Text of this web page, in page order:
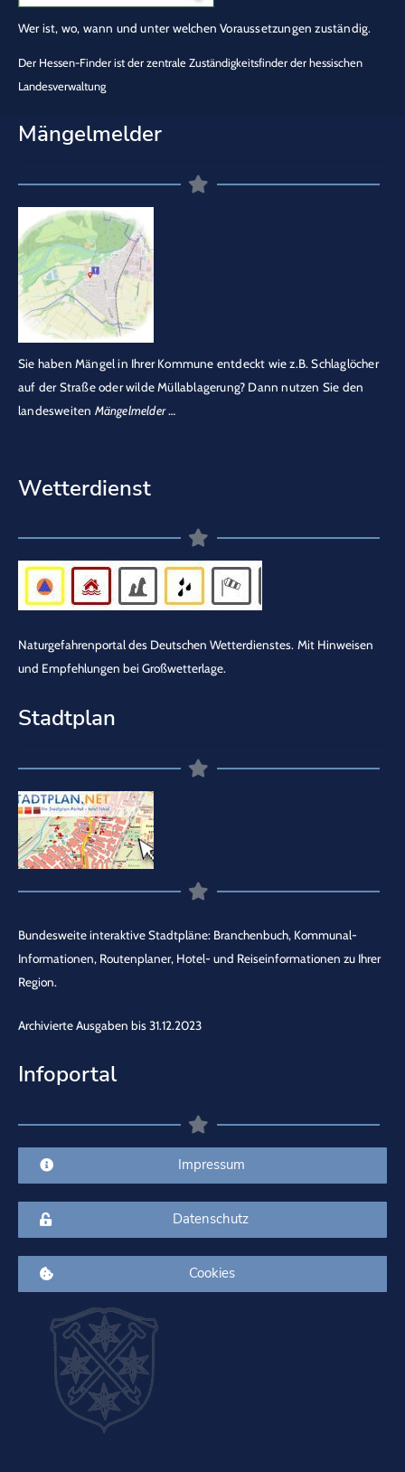
Wer ist, wo, wann und unter welchen Voraussetzungen zuständig.
Der Hessen-Finder ist der zentrale Zuständigkeitsfinder der hessischen
Landesverwaltung
Mängelmelder
Sie haben Mängel in Ihrer Kommune entdeckt wie z.B. Schlaglöcher
auf der Straße oder wilde Müllablagerung? Dann nutzen Sie den
landesweiten Mängelmelder…
Wetterdienst
Naturgefahrenportal des Deutschen Wetterdienstes. Mit Hinweisen
und Empfehlungen bei Großwetterlage.
Stadtplan
Bundesweite interaktive Stadtpläne: Branchenbuch, Kommunal-
Informationen, Routenplaner, Hotel- und Reiseinformationen zu Ihrer
Region.
Archivierte Ausgaben bis 31.12.2023
Infoportal
Impressum
Datenschutz
Cookies